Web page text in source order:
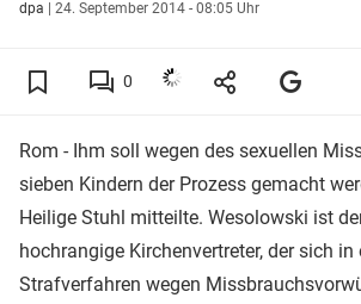
dpa | 24. September 2014 - 08:05 Uhr
0
Rom - Ihm soll wegen des sexuellen
sieben Kindern der Prozess gemacht
Heilige Stuhl mitteilte. Wesolowski ist
hochrangige Kirchenvertreter, der sich in
Strafverfahren wegen